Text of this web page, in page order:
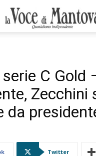
C Gold
Zecchini
da
Twitter